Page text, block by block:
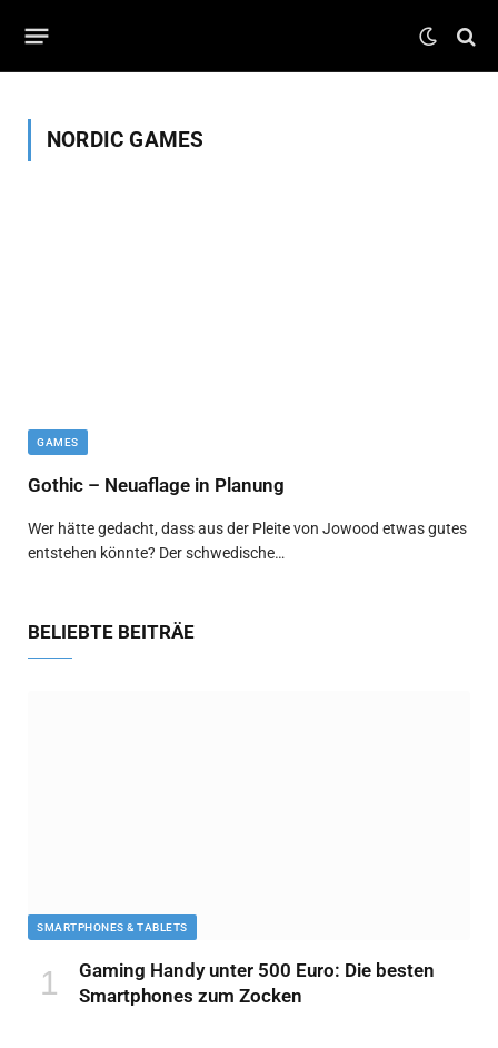
NORDIC GAMES
GAMES
Gothic – Neuaflage in Planung
Wer hätte gedacht, dass aus der Pleite von Jowood etwas gutes
entstehen könnte? Der schwedische…
BELIEBTE BEITRÄE
SMARTPHONES & TABLETS
Gaming Handy unter 500 Euro: Die besten
Smartphones zum Zocken